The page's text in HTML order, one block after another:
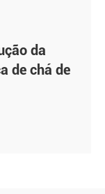
da
de chá de